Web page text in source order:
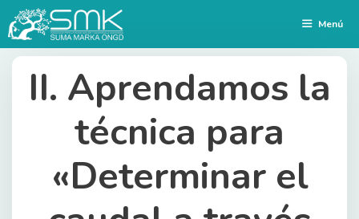
Saltar
al
contenido
Menú
II. Aprendamos la
técnica para
«Determinar el